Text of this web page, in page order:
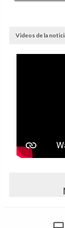
Videos de la